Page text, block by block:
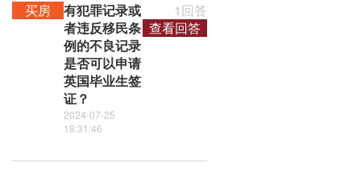
买房
有犯罪记录或
者违反移民条
例的不良记录
是否可以申请
英国毕业生签
证？
2024-07-25
18:31:46
1回答
查看回答